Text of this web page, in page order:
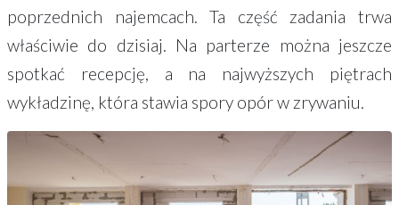
poprzednich najemcach. Ta część zadania trwa
właściwie do dzisiaj. Na parterze można jeszcze
spotkać recepcję, a na najwyższych piętrach
wykładzinę, która stawia spory opór w zrywaniu.